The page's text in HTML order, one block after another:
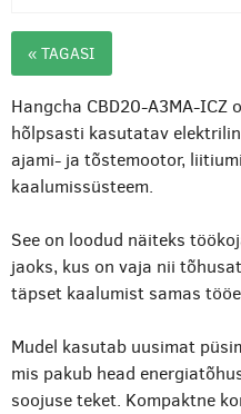
« TAGASI
Hangcha CBD20-A3MA-ICZ
hõlpsasti kasutatav
ajami- ja tõstemootor,
kaalumissüsteem.
See on loodud näiteks
jaoks, kus on vaja nii
täpset kaalumist samas
Mudel kasutab uusimat
mis pakub head
soojuse teket. Kompaktne